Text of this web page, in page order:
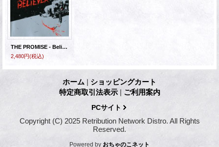
THE PROMISE - Believer [CD]
2,480円(税込)
ホーム | ショッピングカート
特定商取引法表示 | ご利用案内
PCサイト
Copyright (C) 2025 Retribution Network Distro. All Rights
Reserved.
Powered by おちゃのこネット